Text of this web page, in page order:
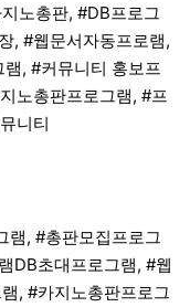
노총판, #DB프로그
, #웹문서자동프로램,
, #커뮤니티 홍보프
노총판프로그램, #프
니티
램, #총판모집프로그
DB초대프로그램, #웹
, #카지노총판프로그